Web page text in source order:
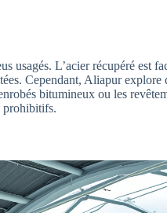
usagés. L’acier récupéré est
Cependant, Aliapur explore
bitumineux ou les
prohibitifs.